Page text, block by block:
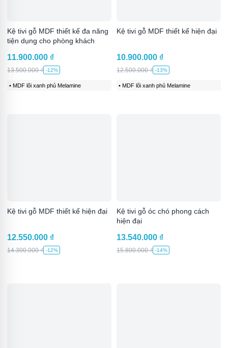
Kệ tivi gỗ MDF thiết kế đa năng
tiện dụng cho phòng khách
11.900.000 ₫
13.500.000₫ -12%
• MDF lõi xanh phủ Melamine
Kệ tivi gỗ MDF thiết kế hiện đại
10.900.000 ₫
12.500.000₫ -13%
• MDF lõi xanh phủ Melamine
Kệ tivi gỗ MDF thiết kế hiện đại
12.550.000 ₫
14.300.000₫ -12%
Kệ tivi gỗ óc chó phong cách
hiện đại
13.540.000 ₫
15.800.000₫ -14%